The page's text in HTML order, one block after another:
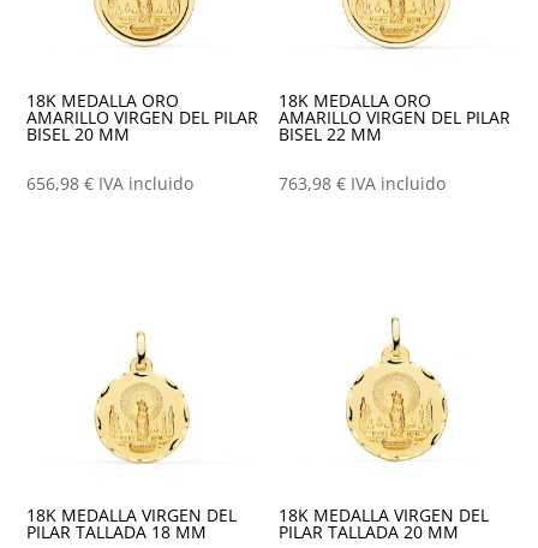
18K MEDALLA ORO
AMARILLO VIRGEN DEL PILAR
BISEL 20 MM
656,98€ IVA incluido
18K MEDALLA ORO
AMARILLO VIRGEN DEL PILAR
BISEL 22 MM
763,98€ IVA incluido
18K MEDALLA VIRGEN DEL
PILAR TALLADA 18 MM
18K MEDALLA VIRGEN DEL
PILAR TALLADA 20 MM